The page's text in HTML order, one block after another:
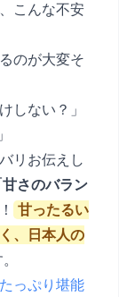
こんな不安
のが大変そ
しない？」
リお伝えし
甘さのバラン
甘ったるい
、日本人の
っぷり堪能